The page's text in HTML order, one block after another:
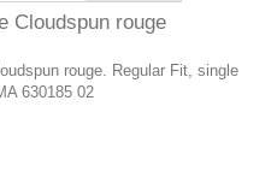
Cloudspun rouge
rouge. Regular Fit, single
630185 02